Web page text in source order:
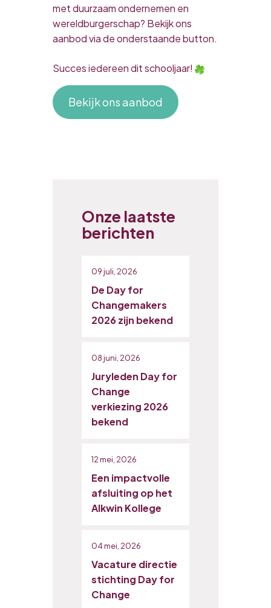
met duurzaam ondernemen en
wereldburgerschap? Bekijk ons
aanbod via de onderstaande button.
Succes iedereen dit schooljaar!
Bekijk ons aanbod
Onze laatste
berichten
09 juli, 2026
De Day for
Changemakers
2026 zijn bekend
08 juni, 2026
Juryleden Day for
Change
verkiezing 2026
bekend
12 mei, 2026
Een impactvolle
afsluiting op het
Alkwin Kollege
04 mei, 2026
Vacature directie
stichting Day for
Change